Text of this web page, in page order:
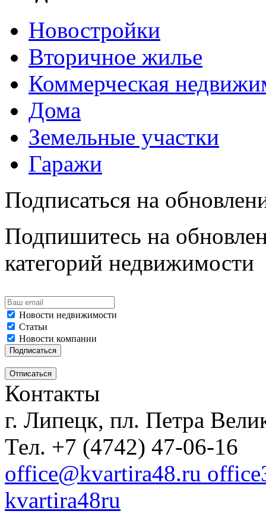
Новостройки
Вторичное жилье
Коммерческая
Дома
Земельные участки
Гаражи
Подписаться на
Подпишитесь на
категорий недвижимости
Новости недвижимости
Статьи
Новости компании
Контакты
г. Липецк, пл. Петра
Тел. +7 (4742) 47-06-16
office@kvartira48.ru
kvartira48ru